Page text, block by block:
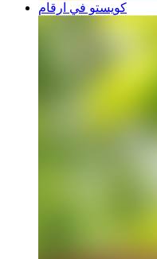
كويستو في ارقام